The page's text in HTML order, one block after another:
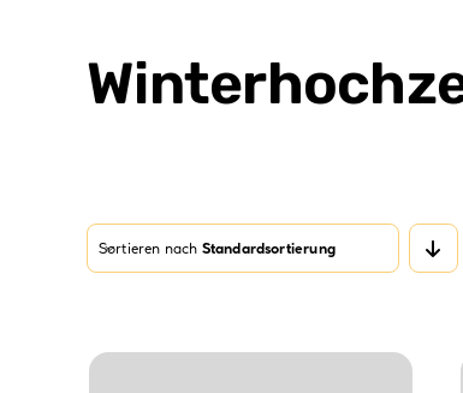
Sortieren nach Standardsortierung